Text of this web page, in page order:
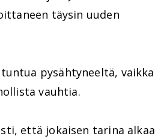
täysin uuden
pysähtyneeltä, vaikka
vauhtia.
että jokaisen tarina alkaa